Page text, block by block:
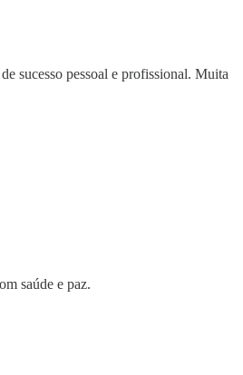
sucesso pessoal e profissional. Muita
saúde e paz.